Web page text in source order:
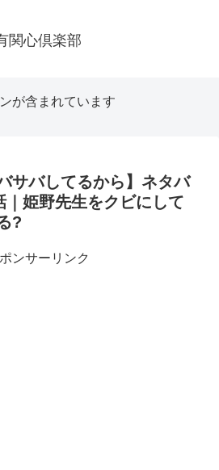
関心倶楽部
が含まれています
サバしてるから】ネタバ
｜姫野先生をクビにして
?
ンサーリンク